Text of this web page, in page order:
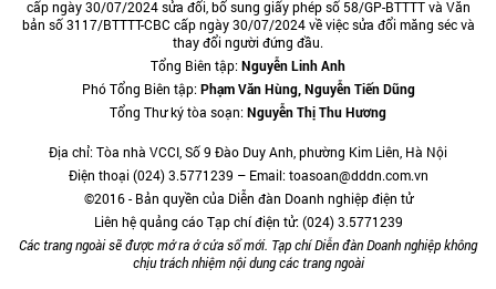
cấp ngày 30/07/2024 sửa đổi, bổ sung giấy phép số 58/GP-BTTTT và Văn
bản số 3117/BTTTT-CBC cấp ngày 30/07/2024 về việc sửa đổi măng séc và
thay đổi người đứng đầu.
Tổng Biên tập:Nguyễn Linh Anh
Phó Tổng Biên tập:Phạm Văn Hùng, Nguyễn Tiến Dũng
Tổng Thư ký tòa soạn:Nguyễn Thị Thu Hương
Địa chỉ: Tòa nhà VCCI, Số 9 Đào Duy Anh, phường Kim Liên, Hà Nội
Điện thoại (024) 3.5771239 – Email: toasoan@dddn.com.vn
©2016 - Bản quyền của Diễn đàn Doanh nghiệp điện tử
Liên hệ quảng cáo Tạp chí điện tử: (024) 3.5771239
Các trang ngoài sẽ được mở ra ở cửa sổ mới. Tạp chí Diễn đàn Doanh nghiệp không
chịu trách nhiệm nội dung các trang ngoài